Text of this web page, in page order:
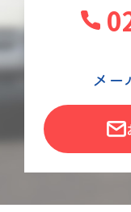
メー